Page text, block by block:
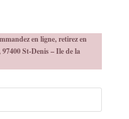
en ligne, retirez en
St-Denis – Ile de la